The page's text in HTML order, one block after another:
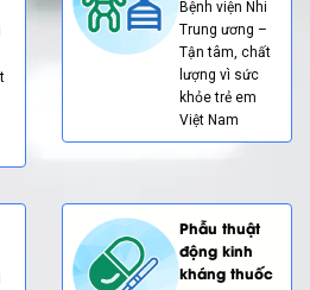
Bệnh viện Nhi
Trung ương –
Tận tâm, chất
lượng vì sức
khỏe trẻ em
Việt Nam
Phẫu thuật
động kinh
kháng thuốc